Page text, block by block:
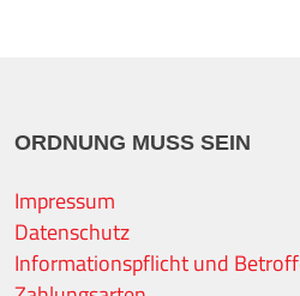
ORDNUNG MUSS SEIN
Impressum
Datenschutz
Informationspflicht und